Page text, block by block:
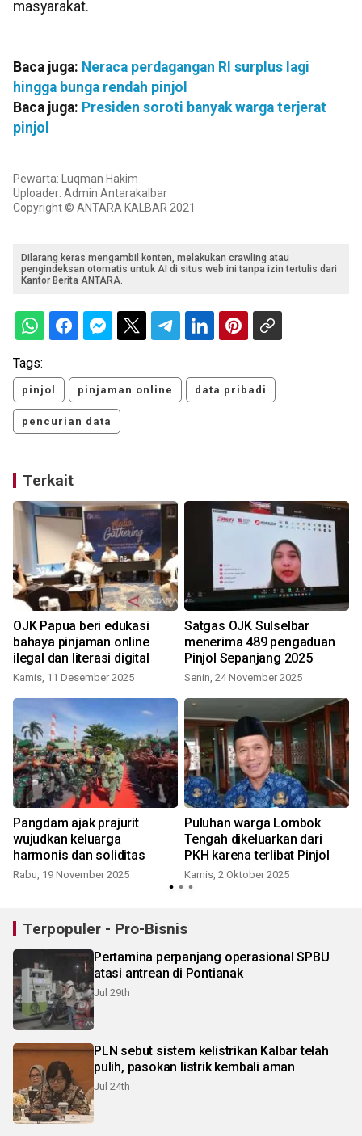
masyarakat.
Baca juga: Neraca perdagangan RI surplus lagi
hingga bunga rendah pinjol
Baca juga: Presiden soroti banyak warga terjerat
pinjol
Pewarta: Luqman Hakim
Uploader: Admin Antarakalbar
Copyright © ANTARA KALBAR 2021
Dilarang keras mengambil konten, melakukan crawling atau
pengindeksan otomatis untuk AI di situs web ini tanpa izin tertulis dari
Kantor Berita ANTARA.
Tags:
pinjol pinjaman online data pribadi
pencurian data
Terkait
OJK Papua beri edukasi
bahaya pinjaman online
ilegal dan literasi digital
Kamis, 11 Desember 2025
Satgas OJK Sulselbar
menerima 489 pengaduan
Pinjol Sepanjang 2025
Senin, 24 November 2025
Pangdam ajak prajurit
wujudkan keluarga
harmonis dan soliditas
Rabu, 19 November 2025
Puluhan warga Lombok
Tengah dikeluarkan dari
PKH karena terlibat Pinjol
Kamis, 2 Oktober 2025
Terpopuler - Pro-Bisnis
Pertamina perpanjang operasional SPBU
atasi antrean di Pontianak
Jul 29th
PLN sebut sistem kelistrikan Kalbar telah
pulih, pasokan listrik kembali aman
Jul 24th